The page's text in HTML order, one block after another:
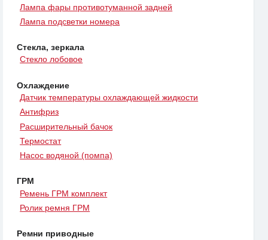
Лампа фары противотуманной задней
Лампа подсветки номера
Стекла, зеркала
Стекло лобовое
Охлаждение
Датчик температуры охлаждающей жидкости
Антифриз
Расширительный бачок
Термостат
Насос водяной (помпа)
ГРМ
Ремень ГРМ комплект
Ролик ремня ГРМ
Ремни приводные